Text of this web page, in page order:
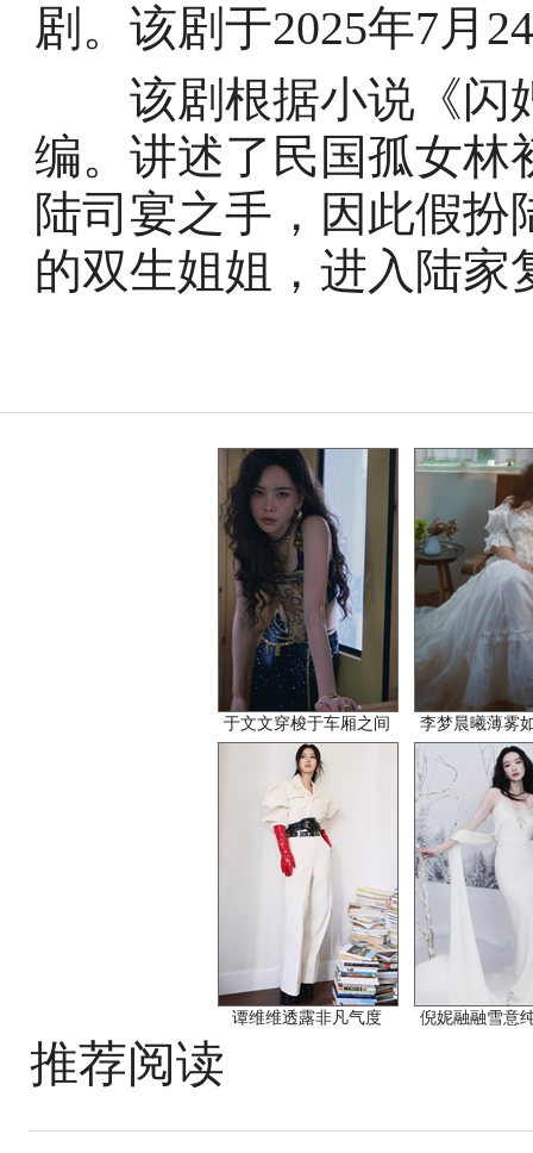
剧。该剧于2025年7月
该剧根据小说《闪
编。讲述了民国孤女林
陆司宴之手，因此假
的双生姐姐，进入陆家
于文文穿梭于车厢之间 李梦晨曦薄雾
谭维维透露非凡气度 倪妮融融雪意
推荐阅读